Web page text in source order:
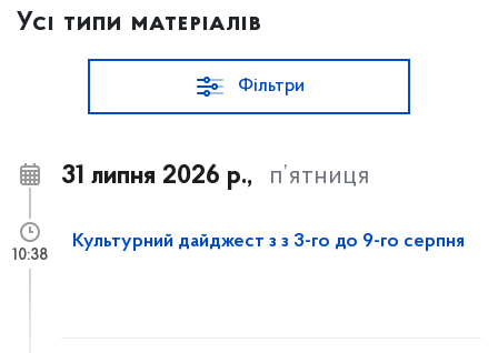
Усі типи матеріалів
Фільтри
31 липня 2026 р., п’ятниця
Культурний дайджест з з 3-го до 9-го серпня
10:38